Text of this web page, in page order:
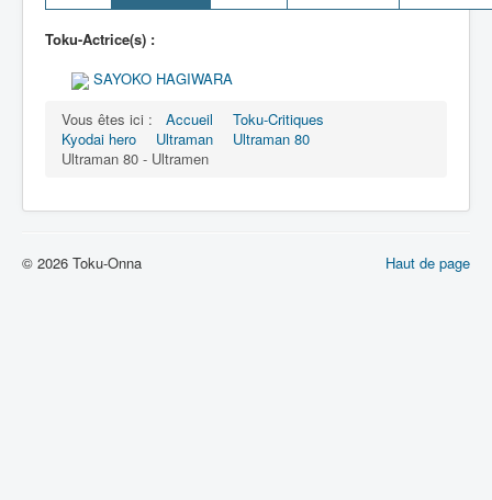
Toku-Actrice(s) :
SAYOKO HAGIWARA
Vous êtes ici :
Accueil
Toku-Critiques
Kyodai hero
Ultraman
Ultraman 80
Ultraman 80 - Ultramen
Haut de page
© 2026 Toku-Onna